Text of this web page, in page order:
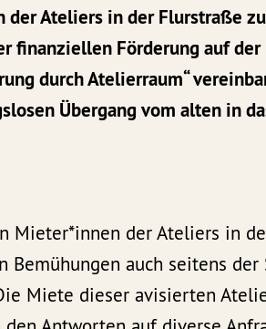
Ateliers in der Flurstraße
finanziellen Förderung auf der
durch Atelierraum“
Übergang vom alten in
Mieter*innen der Ateliers in
Bemühungen auch seitens der
Miete dieser avisierten